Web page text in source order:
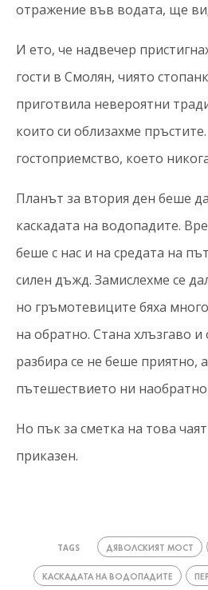
отражение във водата, ще
И ето, че надвечер
гости в Смолян, чиято
приготвила невероятни
които си облизахме
гостоприемство, което
Планът за втория ден беше
каскадата на водопадите.
беше с нас и на средата на
силен дъжд. Замислехме се
но гръмотевиците бяха
на обратно. Стана хлъзгаво и
разбира се не беше приятно,
пътешествието ни
Но пък за сметка на това
приказен.
TAGS ДЯВОЛСКИЯТ МОСТ
КАСКАДАТА НА ВОДОПАДИТЕ